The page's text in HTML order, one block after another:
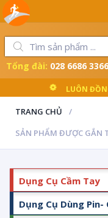
LUÔN
Tổng đài: 028 6686 3366
TRANG CHỦ
SẢN PHẨM ĐƯỢC GẮN
Dụng Cụ Cầm Tay
Dụng Cụ Dùng Pin-